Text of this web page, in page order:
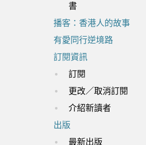
書
播客：香港人的故事
有愛同行逆境路
訂閱資訊
訂閱
更改／取消訂閱
介紹新讀者
出版
最新出版